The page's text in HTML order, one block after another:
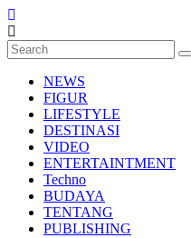
NEWS
FIGUR
LIFESTYLE
DESTINASI
VIDEO
ENTERTAINTMENT
Techno
BUDAYA
TENTANG
PUBLISHING